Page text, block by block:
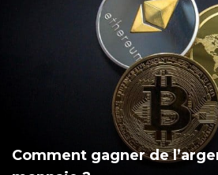
Comment gagner de